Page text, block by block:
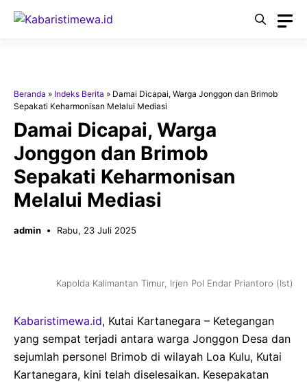
Langsung
Beranda » Indeks Berita » Damai Dicapai, Warga Jonggon dan Brimob
Sepakati Keharmonisan Melalui Mediasi
Damai Dicapai, Warga
Jonggon dan Brimob
Sepakati Keharmonisan
Melalui Mediasi
admin Rabu, 23 Juli 2025
Kapolda Kalimantan Timur, Irjen Pol Endar Priantoro (Ist)
Kabaristimewa.id, Kutai Kartanegara – Ketegangan
yang sempat terjadi antara warga Jonggon Desa dan
sejumlah personel Brimob di wilayah Loa Kulu, Kutai
Kartanegara, kini telah diselesaikan. Kesepakatan